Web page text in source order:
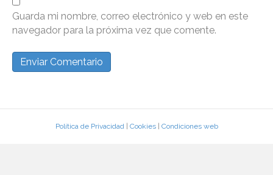
Guarda mi nombre, correo electrónico y web en este
navegador para la próxima vez que comente.
Política de Privacidad| Cookies| Condiciones web